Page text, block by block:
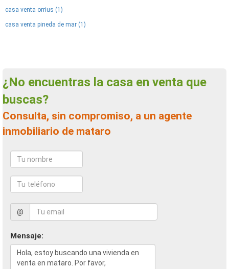
casa venta orrius (1)
casa venta pineda de mar (1)
¿No encuentras la casa en venta que
buscas?
Consulta, sin compromiso, a un agente
inmobiliario de mataro
@
Mensaje: